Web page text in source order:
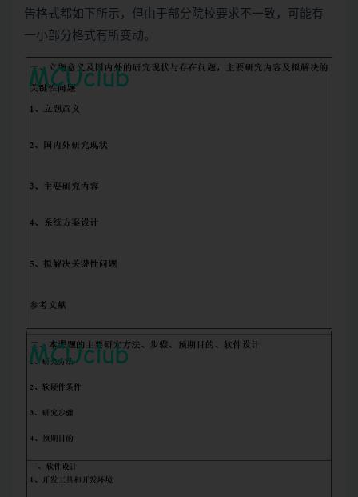
告格式都如下所示，但由于部分院校要求不一致，可能有
一小部分格式有所变动。